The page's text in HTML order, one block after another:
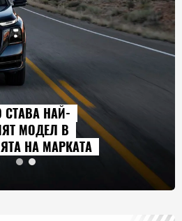
СТАВА НАЙ-
МОДЕЛ В
НА МАРКАТА